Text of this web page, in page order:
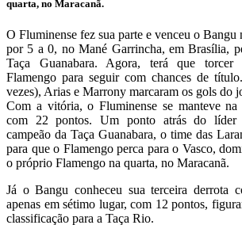
quarta, no Maracanã.
O Fluminense fez sua parte e venceu o Bangu
por 5 a 0, no Mané Garrincha, em Brasília,
Taça Guanabara. Agora, terá que torcer
Flamengo para seguir com chances de
vezes), Arias e Marrony marcaram os gols do
Com a vitória, o Fluminense se manteve na
com 22 pontos. Um ponto atrás do líder
campeão da Taça Guanabara, o time das
para que o Flamengo perca para o Vasco,
o próprio Flamengo na quarta, no Maracanã.
Já o Bangu conheceu sua terceira derrota
apenas em sétimo lugar, com 12 pontos,
classificação para a Taça Rio.